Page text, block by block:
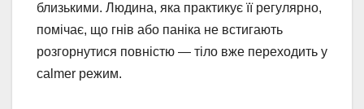
близькими. Людина, яка практикує її регулярно,
помічає, що гнів або паніка не встигають
розгорнутися повністю — тіло вже переходить у
calmer режим.